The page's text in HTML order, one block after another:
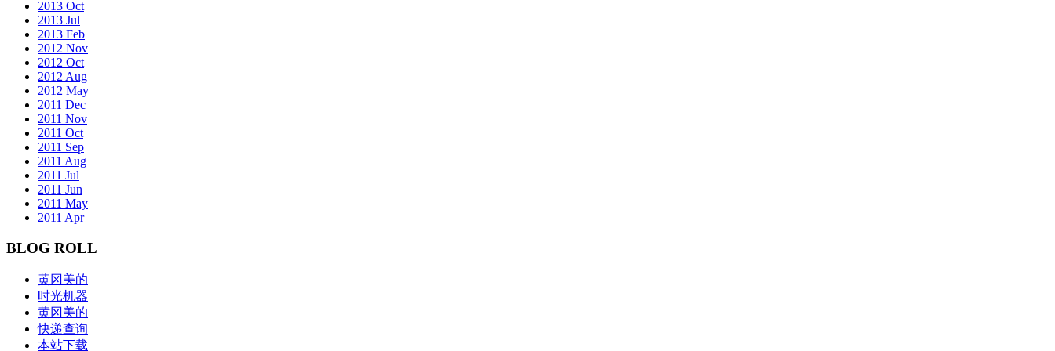
2013 Oct
2013 Jul
2013 Feb
2012 Nov
2012 Oct
2012 Aug
2012 May
2011 Dec
2011 Nov
2011 Oct
2011 Sep
2011 Aug
2011 Jul
2011 Jun
2011 May
2011 Apr
BLOG ROLL
黄冈美的
时光机器
黄冈美的
快递查询
本站下载